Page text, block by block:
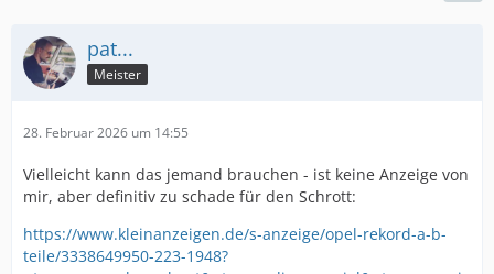
pat...
Meister
28. Februar 2026 um 14:55
Vielleicht kann das jemand brauchen - ist keine Anzeige von
mir, aber definitiv zu schade für den Schrott:
https://www.kleinanzeigen.de/s-anzeige/opel-rekord-a-b-
teile/3338649950-223-1948?